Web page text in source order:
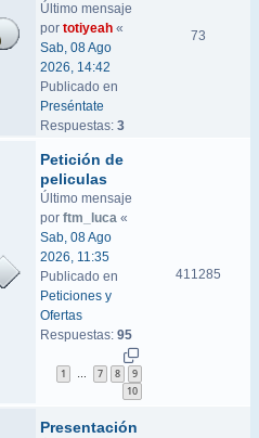
Último mensaje
por totiyeah «
Sab, 08 Ago
2026, 14:42
Publicado en
Preséntate
Respuestas: 3
73
Petición de
peliculas
Último mensaje
por ftm_luca «
Sab, 08 Ago
2026, 11:35
Publicado en
Peticiones y
Ofertas
Respuestas: 95
1 7 8
9
10
411285
Presentación